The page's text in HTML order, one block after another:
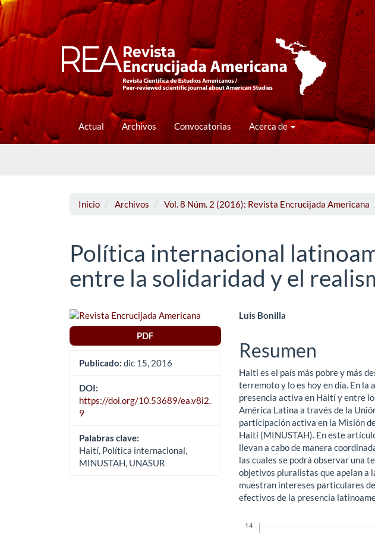
Navegación
Contenido
principal
Barra
Actual Archivos Convocatorias Acerca de
Inicio Archivos Vol. 8 Núm. 2 (2016): Revista Encrucijada Americana
Política internacional
entre la solidaridad y el
Barra
lateral
del
artículo
PDF
Publicado: dic 15, 2016
DOI:
https://doi.org/10.53689/ea.v8i2.
9
Palabras clave:
Haití, Política internacional,
MINUSTAH, UNASUR
Contenido
principal
del
artículo
Luis Bonilla
Resumen
Haití es el país más pobre y más
terremoto y lo es hoy en día. En la
presencia activa en Haití y entre
América Latina a través de la
participación activa en la Misión
Haití (MINUSTAH). En este
llevan a cabo de manera
las cuales se podrá observar una
objetivos pluralistas que apelan a
muestran intereses particulares
efectivos de la presencia